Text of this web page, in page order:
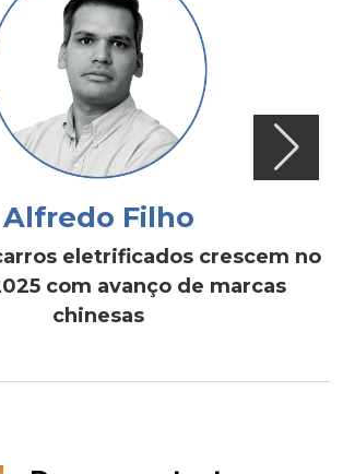
Alfredo Filho
eletrificados crescem no
com avanço de marcas
chinesas